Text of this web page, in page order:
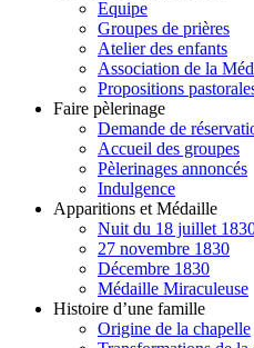
Equipe
Groupes de prières
Atelier des enfants
Association de la
Propositions
Faire pèlerinage
Demande de
Accueil des groupes
Pèlerinages annoncés
Indulgence
Apparitions et Médaille
Nuit du 18 juillet
27 novembre 1830
Décembre 1830
Médaille Miraculeuse
Histoire d’une famille
Origine de la chapelle